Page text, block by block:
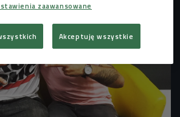
zaawansowane
Akceptuję wszystkie